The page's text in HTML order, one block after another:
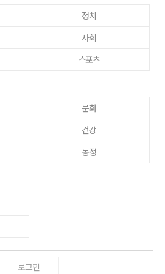
정치
사회
스포츠
문화
건강
동정
로그인